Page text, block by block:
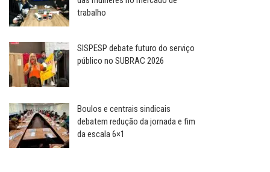
trabalho
SISPESP debate futuro do serviço
público no SUBRAC 2026
Boulos e centrais sindicais
debatem redução da jornada e fim
da escala 6×1